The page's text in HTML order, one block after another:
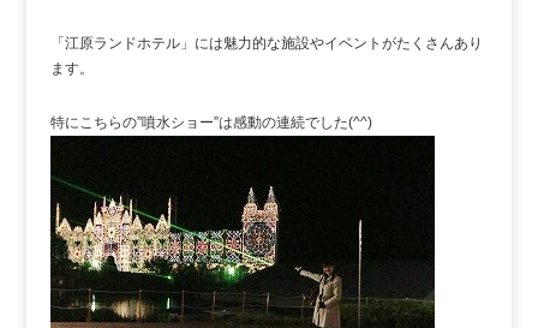
「江原ランドホテル」には魅力的な施設やイベントがたくさんあり
ます。
特にこちらの”噴水ショー”は感動の連続でした(^^)